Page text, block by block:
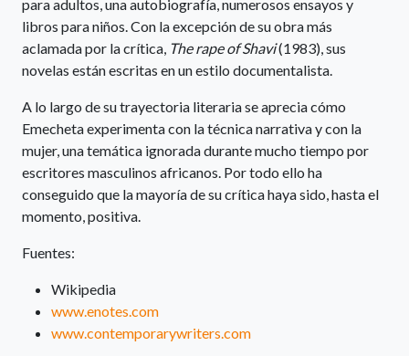
para adultos, una autobiografía, numerosos ensayos y
libros para niños. Con la excepción de su obra más
aclamada por la crítica, The rape of Shavi(1983), sus
novelas están escritas en un estilo documentalista.
A lo largo de su trayectoria literaria se aprecia cómo
Emecheta experimenta con la técnica narrativa y con la
mujer, una temática ignorada durante mucho tiempo por
escritores masculinos africanos. Por todo ello ha
conseguido que la mayoría de su crítica haya sido, hasta el
momento, positiva.
Fuentes:
Wikipedia
www.enotes.com
www.contemporarywriters.com